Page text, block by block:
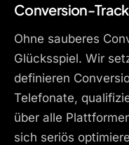
Conversion-
Ohne sauberes
Glücksspiel. Wir
definieren
Telefonate,
über alle
sich seriös